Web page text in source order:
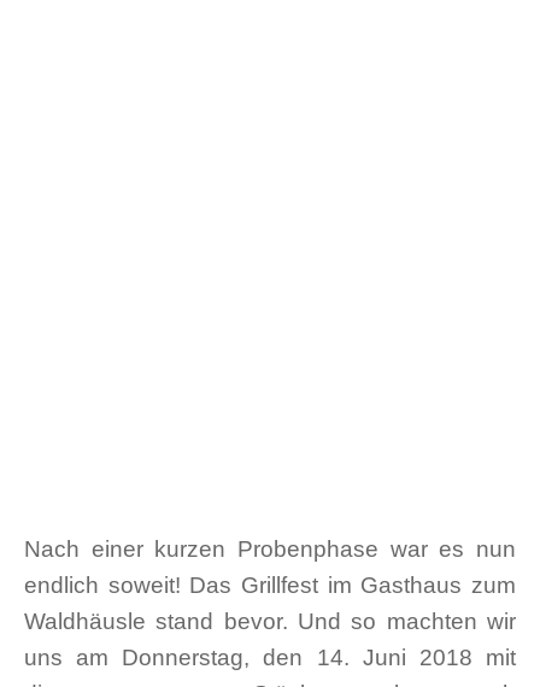
Nach einer kurzen Probenphase war es nun
endlich soweit! Das Grillfest im Gasthaus zum
Waldhäusle stand bevor. Und so machten wir
uns am Donnerstag, den 14. Juni 2018 mit